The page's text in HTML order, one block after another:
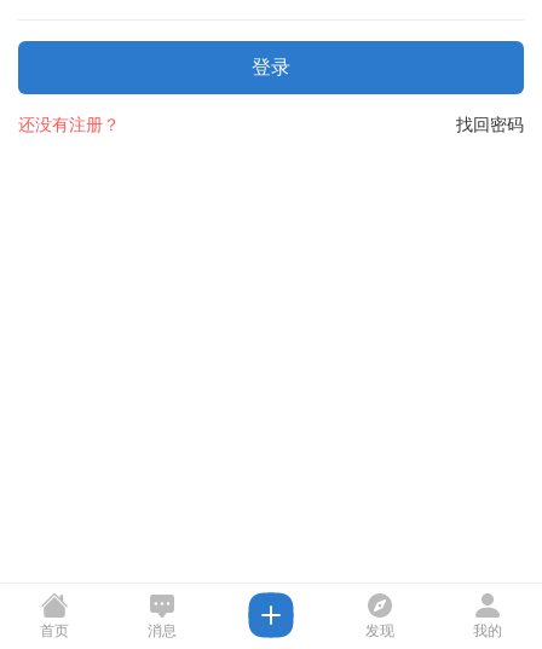
登录
找回密码
还没有注册？
首页 消息 发现 我的